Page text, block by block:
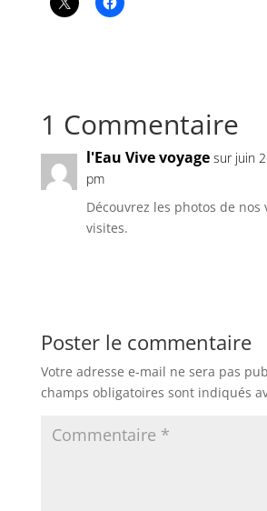
1 Commentaire
l'Eau Vive voyage sur juin
pm
Découvrez les photos de nos
visites.
Poster le commentaire
Votre adresse e-mail ne sera pas
champs obligatoires sont indiqués